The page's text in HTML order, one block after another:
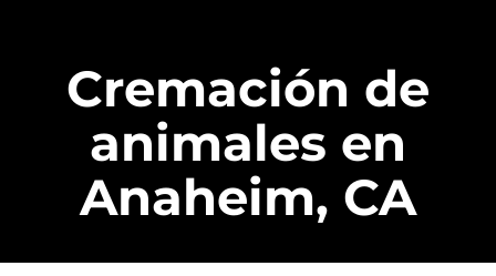
Cremación de
animales en
Anaheim, CA